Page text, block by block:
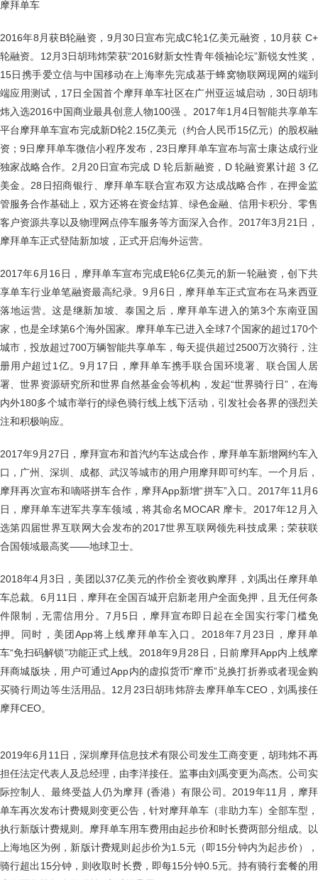
摩拜单车
2016年8月获B轮融资，9月30日宣布完成C轮1亿美元融资，10月获 C+
轮融资。12月3日胡玮炜荣获“2016财新女性青年领袖论坛”新锐女性奖，
15日携手爱立信与中国移动在上海率先完成基于蜂窝物联网现网的端到
端应用测试，17日全国首个摩拜单车社区在广州亚运城启动，30日胡玮
炜入选2016中国商业最具创意人物100强 。2017年1月4日智能共享单车
平台摩拜单车宣布完成新D轮2.15亿美元（约合人民币15亿元）的股权融
资；9日摩拜单车微信小程序发布，23日摩拜单车宣布与富士康达成行业
独家战略合作。2月20日宣布完成 D 轮后新融资，D 轮融资累计超 3 亿
美金。28日招商银行、摩拜单车联合宣布双方达成战略合作，在押金监
管服务合作基础上，双方还将在资金结算、绿色金融、信用卡积分、零售
客户资源共享以及物理网点停车服务等方面深入合作。2017年3月21日，
摩拜单车正式登陆新加坡，正式开启海外运营。
2017年6月16日，摩拜单车宣布完成E轮6亿美元的新一轮融资，创下共
享单车行业单笔融资最高纪录。9月6日，摩拜单车正式宣布在马来西亚
落地运营。这是继新加坡、泰国之后，摩拜单车进入的第3个东南亚国
家，也是全球第6个海外国家。摩拜单车已进入全球7个国家的超过170个
城市，投放超过700万辆智能共享单车，每天提供超过2500万次骑行，注
册用户超过1亿。9月17日，摩拜单车携手联合国环境署、联合国人居
署、世界资源研究所和世界自然基金会等机构，发起“世界骑行日”，在海
内外180多个城市举行的绿色骑行线上线下活动，引发社会各界的强烈关
注和积极响应。
2017年9月27日，摩拜宣布和首汽约车达成合作，摩拜单车新增网约车入
口，广州、深圳、成都、武汉等城市的用户用摩拜即可约车。一个月后，
摩拜再次宣布和嘀嗒拼车合作，摩拜App新增“拼车”入口。2017年11月6
日，摩拜单车进军共享车领域，将其命名MOCAR 摩卡。2017年12月入
选第四届世界互联网大会发布的2017世界互联网领先科技成果；荣获联
合国领域最高奖——地球卫士。
2018年4月3日，美团以37亿美元的作价全资收购摩拜，刘禹出任摩拜单
车总裁。6月11日，摩拜在全国百城开启新老用户全面免押，且无任何条
件限制，无需信用分。7月5日，摩拜宣布即日起在全国实行零门槛免
押。同时，美团App将上线摩拜单车入口。2018年7月23日，摩拜单
车“免扫码解锁”功能正式上线。2018年9月28日，日前摩拜App内上线摩
拜商城版块，用户可通过App内的虚拟货币“摩币”兑换打折券或者现金购
买骑行周边等生活用品。12月23日胡玮炜辞去摩拜单车CEO，刘禹接任
摩拜CEO。
2019年6月11日，深圳摩拜信息技术有限公司发生工商变更，胡玮炜不再
担任法定代表人及总经理，由李洋接任。监事由刘禹变更为高杰。公司实
际控制人、最终受益人仍为摩拜 (香港）有限公司。2019年11月，摩拜
单车再次发布计费规则变更公告，针对摩拜单车（非助力车）全部车型，
执行新版计费规则。摩拜单车用车费用由起步价和时长费两部分组成。以
上海地区为例，新版计费规则起步价为1.5元（即15分钟内为起步价），
骑行超出15分钟，则收取时长费，即每15分钟0.5元。持有骑行套餐的用